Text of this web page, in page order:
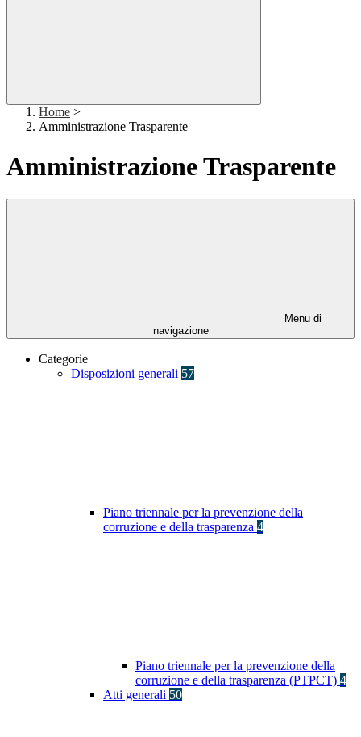
Home >
Amministrazione Trasparente
Amministrazione Trasparente
Menu di
navigazione
Categorie
Disposizioni generali 57
Piano triennale per la prevenzione della
corruzione e della trasparenza 4
Piano triennale per la prevenzione della
corruzione e della trasparenza (PTPCT) 4
Atti generali 50